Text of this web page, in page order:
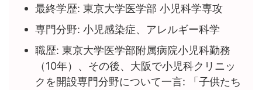
最終学歴: 東京大学医学部 小児科学専攻
専門分野: 小児感染症、アレルギー科学
職歴: 東京大学医学部附属病院小児科勤務
（10年）、その後、大阪で小児科クリニッ
クを開設専門分野について一言: 「子供たち